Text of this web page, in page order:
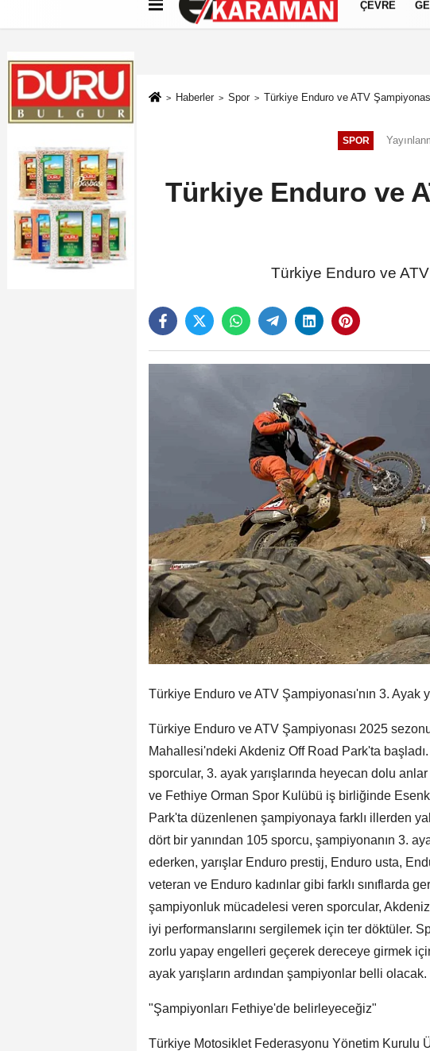
Künye İletişim Çerez Politikası Gizlilik İlkeleri
ÇEVRE
Haberler Spor Türkiye Enduro ve ATV
SPOR
Türkiye Enduro ve
Türkiye Enduro ve ATV
Türkiye Enduro ve ATV Şampiyonası'nın 3. Ayak
Türkiye Enduro ve ATV Şampiyonası 2025
Mahallesi'ndeki Akdeniz Off Road Park'ta
sporcular, 3. ayak yarışlarında heyecan dolu
ve Fethiye Orman Spor Kulübü iş birliğinde
Park'ta düzenlenen şampiyonaya farklı illerden
dört bir yanından 105 sporcu, şampiyonanın 3.
ederken, yarışlar Enduro prestij, Enduro usta,
veteran ve Enduro kadınlar gibi farklı sınıflarda
şampiyonluk mücadelesi veren sporcular,
iyi performanslarını sergilemek için ter döktüler.
zorlu yapay engelleri geçerek dereceye girmek
ayak yarışların ardından şampiyonlar belli olacak.
"Şampiyonları Fethiye'de belirleyeceğiz"
Türkiye Motosiklet Federasyonu Yönetim Kurulu